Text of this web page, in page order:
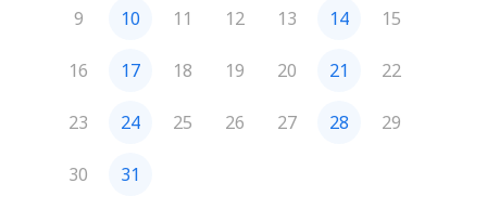
9 10 11 12 13 14 15
16 17 18 19 20 21 22
23 24 25 26 27 28 29
30 31